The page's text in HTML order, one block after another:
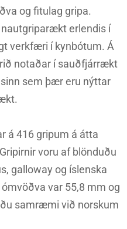
og fitulag gripa.
erlendis í
verkfæri í kynbótum. Á
notaðar í sauðfjárrækt
sem þær eru nýttar
á 416 gripum á átta
voru af blönduðu
galloway og íslenska
var 55,8 mm og
samræmi við norskum